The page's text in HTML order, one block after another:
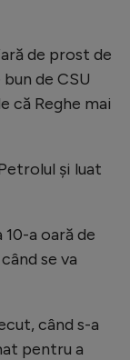
de prost de
de CSU
că Reghe mai
și luat
a oară de
se va
când s-a
pentru a